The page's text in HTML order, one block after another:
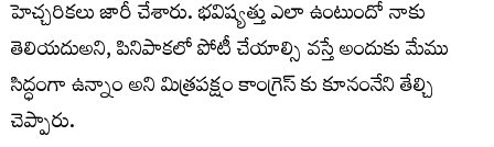
హెచ్చరికలు జారీ చేశారు. భవిష్యత్తు ఎలా ఉంటుందో నాకు
తెలియదుఅని, పినిపాకలో పోటీ చేయాల్సి వస్తే అందుకు మేము
సిద్ధంగా ఉన్నాం అని మిత్రపక్షం కాంగ్రెస్ కు కూనంనేని తేల్చి
చెప్పారు.